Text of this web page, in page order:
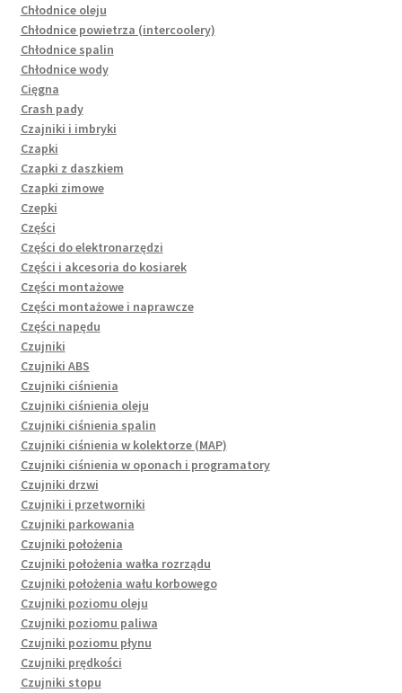
Chłodnice oleju
Chłodnice powietrza (intercoolery)
Chłodnice spalin
Chłodnice wody
Cięgna
Crash pady
Czajniki i imbryki
Czapki
Czapki z daszkiem
Czapki zimowe
Czepki
Części
Części do elektronarzędzi
Części i akcesoria do kosiarek
Części montażowe
Części montażowe i naprawcze
Części napędu
Czujniki
Czujniki ABS
Czujniki ciśnienia
Czujniki ciśnienia oleju
Czujniki ciśnienia spalin
Czujniki ciśnienia w kolektorze (MAP)
Czujniki ciśnienia w oponach i programatory
Czujniki drzwi
Czujniki i przetworniki
Czujniki parkowania
Czujniki położenia
Czujniki położenia wałka rozrządu
Czujniki położenia wału korbowego
Czujniki poziomu oleju
Czujniki poziomu paliwa
Czujniki poziomu płynu
Czujniki prędkości
Czujniki stopu